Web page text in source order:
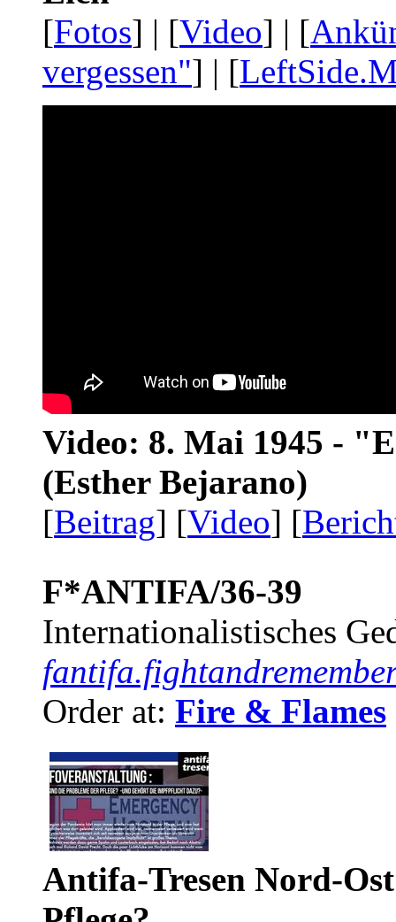
[Fotos] | [Video] | [
vergessen"] | [
Video: 8. Mai 1945 -
(Esther Bejarano)
[Beitrag] [Video] [
F*ANTIFA/36-39
Internationalistisches
Order at: Fire & Flames
Antifa-Tresen Nord-